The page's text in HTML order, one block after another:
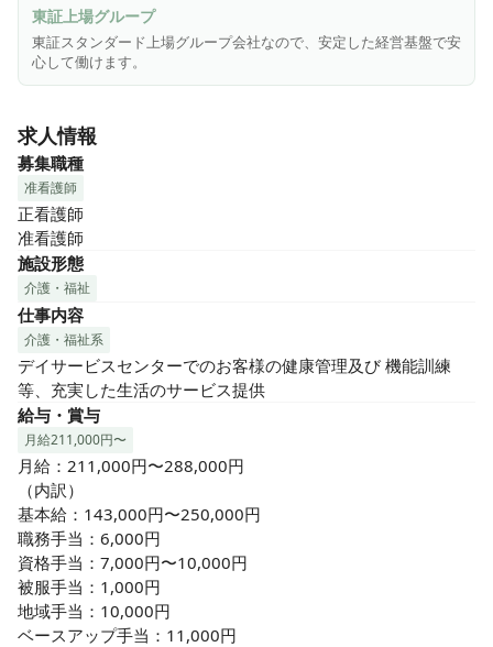
談ください！
東証上場グループ
東証スタンダード上場グループ会社なので、安定した経営基盤で安
心して働けます。
求人情報
募集職種
准看護師
正看護師
准看護師
施設形態
介護・福祉
仕事内容
介護・福祉系
デイサービスセンターでのお客様の健康管理及び 機能訓練
等、充実した生活のサービス提供
給与・賞与
月給211,000円〜
月給：211,000円〜288,000円
（内訳）
基本給：143,000円〜250,000円
職務手当：6,000円
資格手当：7,000円〜10,000円
被服手当：1,000円
地域手当：10,000円
ベースアップ手当：11,000円